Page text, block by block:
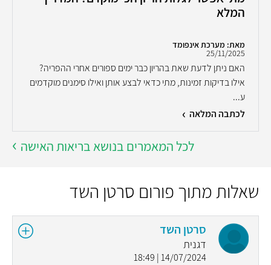
המלא
מאת: מערכת אינפומד
25/11/2025
האם ניתן לדעת שאת בהריון כבר ימים ספורים אחרי ההפריה?
אילו בדיקות זמינות, מתי כדאי לבצע אותן ואילו סימנים מוקדמים
ע...
לכתבה המלאה
לכל המאמרים בנושא בריאות האישה
שאלות מתוך פורום סרטן השד
סרטן השד
דגנית
14/07/2024 | 18:49